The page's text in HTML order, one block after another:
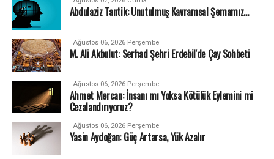
Abdulaziz Tantik: Unutulmuş Kavramsal Şemamız…
Ağustos 06, 2026 Perşembe
M. Ali Akbulut: Serhad Şehri Erdebil'de Çay Sohbeti
Ağustos 06, 2026 Perşembe
Ahmet Mercan: İnsanı mı Yoksa Kötülük Eylemini mi
Cezalandırıyoruz?
Ağustos 06, 2026 Perşembe
Yasin Aydoğan: Güç Artarsa, Yük Azalır